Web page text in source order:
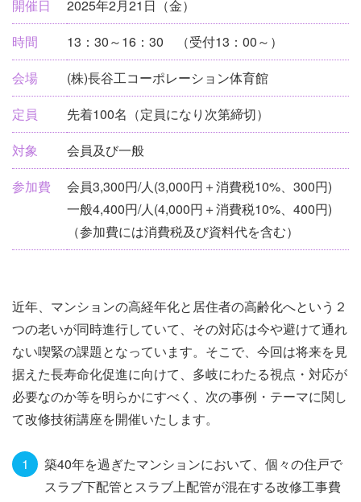
報
開催日
2025年2月21日（金）
時間
13：30～16：30 （受付13：00～）
会場
(株)長谷工コーポレーション体育館
定員
先着100名（定員になり次第締切）
対象
会員及び一般
参加費
会員3,300円/人(3,000円＋消費税10%、300円)
一般4,400円/人(4,000円＋消費税10%、400円)
（参加費には消費税及び資料代を含む）
近年、マンションの高経年化と居住者の高齢化へという２
つの老いが同時進行していて、その対応は今や避けて通れ
ない喫緊の課題となっています。そこで、今回は将来を見
据えた長寿命化促進に向けて、多岐にわたる視点・対応が
必要なのか等を明らかにすべく、次の事例・テーマに関し
て改修技術講座を開催いたします。
築40年を過ぎたマンションにおいて、個々の住戸で
スラブ下配管とスラブ上配管が混在する改修工事費